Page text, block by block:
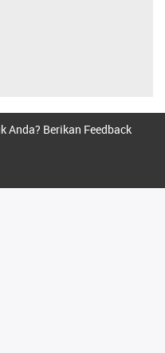
Anda? Berikan Feedback